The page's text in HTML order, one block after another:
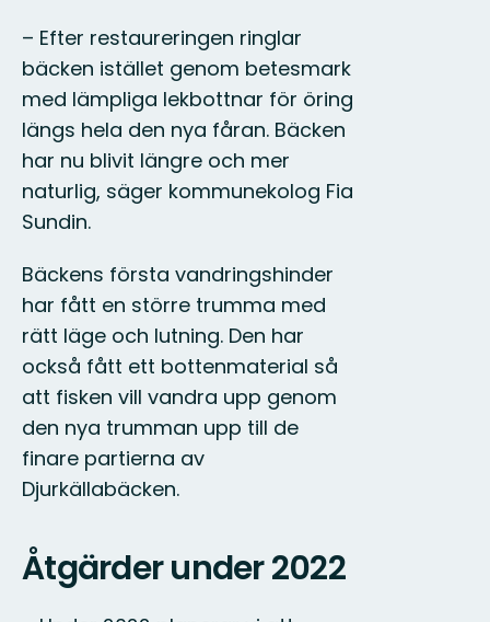
– Efter restaureringen ringlar
bäcken istället genom betesmark
med lämpliga lekbottnar för öring
längs hela den nya fåran. Bäcken
har nu blivit längre och mer
naturlig, säger kommunekolog Fia
Sundin.
Bäckens första vandringshinder
har fått en större trumma med
rätt läge och lutning. Den har
också fått ett bottenmaterial så
att fisken vill vandra upp genom
den nya trumman upp till de
finare partierna av
Djurkällabäcken.
Åtgärder under 2022